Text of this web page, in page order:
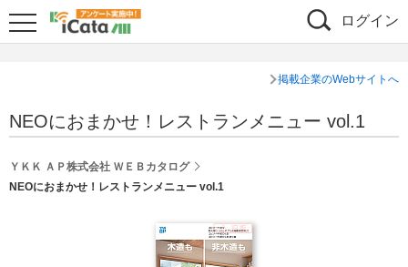
ログイン
掲載企業のWebサイトへ
NEOにおまかせ！レストランメニュー vol.1
ＹＫＫ ＡＰ株式会社 ＷＥＢカタログ
NEOにおまかせ！レストランメニュー vol.1